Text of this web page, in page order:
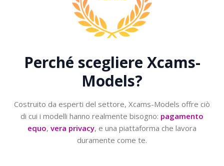
Perché scegliere Xcams-
Models?
Costruito da esperti del settore, Xcams-Models offre ciò
di cui i modelli hanno realmente bisogno: pagamento
equo, vera privacy, e una piattaforma che lavora
duramente come te.